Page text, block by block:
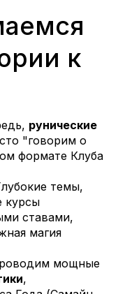
к
рунические
"говорим о
формате Клуба
темы,
курсы
ставами,
магия
мощные
,